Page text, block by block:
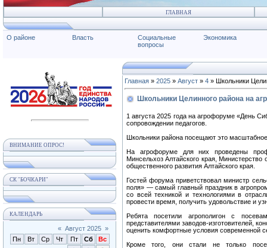
ГЛАВНАЯ
О районе Власть
Социальные
вопросы
Экономика
ВНИМАНИЕ ОПРОС!
СК "БОЧКАРИ"
КАЛЕНДАРЬ
« Август 2025 »
Пн
Вт Ср Чт Пт Сб
Вс
Главная » 2025 » Август » 4 » Школьники
Школьники Целинного района на
1 августа 2025 года на агрофоруме «День
сопровождении педагогов.
Школьники района посещают это
На агрофоруме для них проведены
Минсельхоз Алтайского края,
общественного развития Алтайского края.
Гостей форума приветствовал министр
поля» — самый главный праздник в
со всей техникой и технологиями в
провести время, получить удовольствие и
Ребята посетили агрополигон с
представителями заводов-изготовителей,
оценить комфортные условия современной
Кроме того, они стали не только